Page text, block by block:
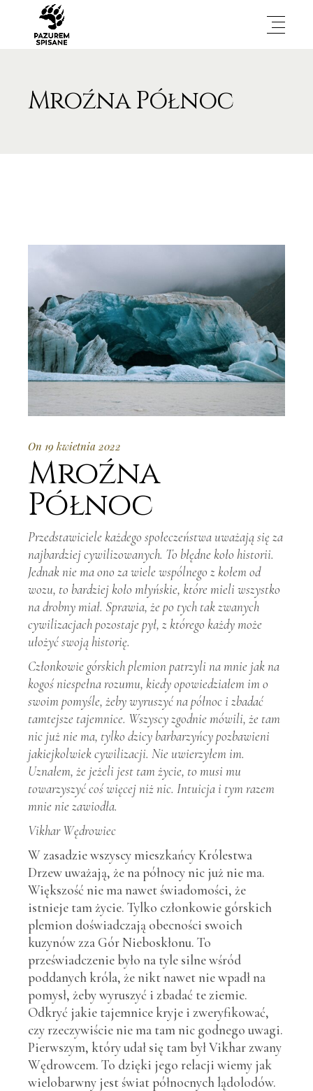
Mroźna Północ
On 19 kwietnia 2022
Mroźna
Północ
Przedstawiciele każdego społeczeństwa uważają się za
najbardziej cywilizowanych. To błędne koło historii.
Jednak nie ma ono za wiele wspólnego z kołem od
wozu, to bardziej koło młyńskie, które mieli wszystko
na drobny miał. Sprawia, że po tych tak zwanych
cywilizacjach pozostaje pył, z którego każdy może
ułożyć swojąhistorię.
Członkowie górskich plemion patrzyli na mnie jak na
kogoś niespełna rozumu, kiedy opowiedziałem im o
swoim pomyśle, żeby wyruszyć na północ i zbadać
tamtejsze tajemnice. Wszyscy zgodnie mówili, że tam
nic już nie ma, tylko dzicy barbarzyńcy pozbawieni
jakiejkolwiek cywilizacji. Nie uwierzyłem im.
Uznałem, że jeżeli jest tam życie, to musi mu
towarzyszyćcoś więcej niż nic. Intuicja i tym razem
mnie nie zawiodła.
Vikhar Wędrowiec
W zasadzie wszyscy mieszkańcy Królestwa
Drzew uważają, że na północy nic już nie ma.
Większość nie ma nawet świadomości, że
istnieje tam życie. Tylko członkowie górskich
plemion doświadczają obecności swoich
kuzynów zza Gór Nieboskłonu. To
przeświadczenie było na tyle silne wśród
poddanych króla, że nikt nawet nie wpadł na
pomysł, żeby wyruszyć i zbadać te ziemie.
Odkryć jakie tajemnice kryje i zweryfikować,
czy rzeczywiście nie ma tam nic godnego uwagi.
Pierwszym, który udał się tam był Vikhar zwany
Wędrowcem. To dzięki jego relacji wiemy jak
wielobarwny jest świat północnych lądolodów.